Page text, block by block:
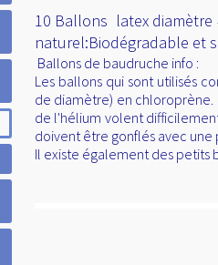
10 Ballons latex diamètre
naturel:Biodégradable et
Ballons de baudruche info :
Les ballons qui sont utilisés
de diamètre) en chloroprène.
de l'hélium volent
doivent être gonflés avec
Il existe également des petits